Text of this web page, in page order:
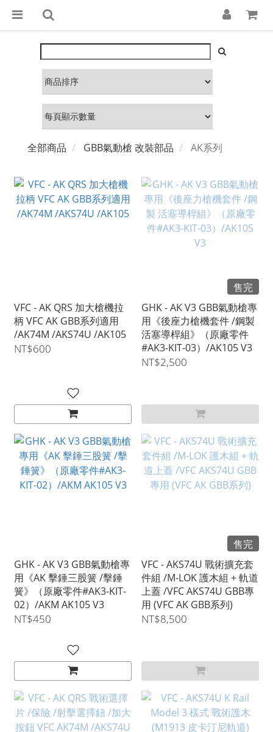
全部商品 GBB氣動槍 改裝部品 AK系列
VFC - AK QRS 加大槍機拉
柄 VFC AK GBB系列適用
/AK74M /AKS74U /AK105
NT$600
售完
GHK - AK V3 GBB氣動槍專
用《後座力槍機套件 /鋼製
活塞導桿組》（原廠零件
#AK3-KIT-03）/AK105 V3
NT$2,500
GHK - AK V3 GBB氣動槍專
用《AK 擊錘三股簧 /擊錘
簧》（原廠零件#AK3-KIT-
02）/AKM AK105 V3
NT$450
售完
VFC - AKS74U 戰術擴充套
件組 /M-LOK 護木組 + 軌道
上蓋 /VFC AKS74U GBB專
用 (VFC AK GBB系列)
NT$8,500